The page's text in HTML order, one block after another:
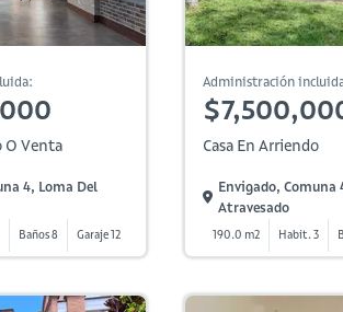
O Venta
4, Loma Del
Baños 8 Garaje 12
Administración
Casa En Arriendo
Envigado, Comuna
Atravesado
190.0 m2 Habit. 3